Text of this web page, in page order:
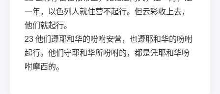
一年，以色列人就住营不起行。但云彩收上去，
他们就起行。
23 他们遵耶和华的吩咐安营，也遵耶和华的吩咐
起行。他们守耶和华所吩咐的，都是凭耶和华吩
咐摩西的。